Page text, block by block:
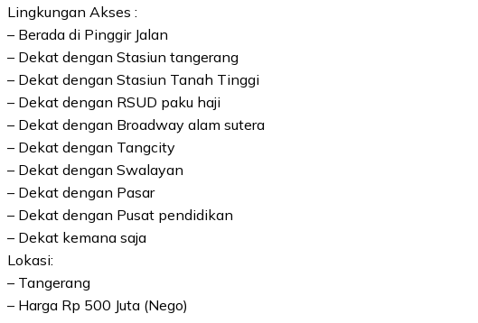
Lingkungan Akses :
– Berada di Pinggir Jalan
– Dekat dengan Stasiun tangerang
– Dekat dengan Stasiun Tanah Tinggi
– Dekat dengan RSUD paku haji
– Dekat dengan Broadway alam sutera
– Dekat dengan Tangcity
– Dekat dengan Swalayan
– Dekat dengan Pasar
– Dekat dengan Pusat pendidikan
– Dekat kemana saja
Lokasi:
– Tangerang
– Harga Rp 500 Juta (Nego)